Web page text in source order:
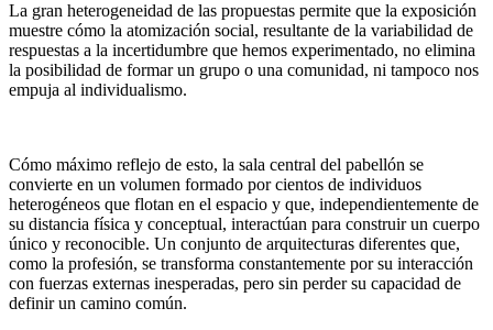
La gran heterogeneidad de las propuestas permite que la exposición
muestre cómo la atomización social, resultante de la variabilidad de
respuestas a la incertidumbre que hemos experimentado, no elimina
la posibilidad de formar un grupo o una comunidad, ni tampoco nos
empuja al individualismo.
Cómo máximo reflejo de esto, la sala central del pabellón se
convierte en un volumen formado por cientos de individuos
heterogéneos que flotan en el espacio y que, independientemente de
su distancia física y conceptual, interactúan para construir un cuerpo
único y reconocible. Un conjunto de arquitecturas diferentes que,
como la profesión, se transforma constantemente por su interacción
con fuerzas externas inesperadas, pero sin perder su capacidad de
definir un camino común.